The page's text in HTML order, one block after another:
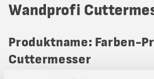
Wandprofi
Produktname: Farben-
Cuttermesser